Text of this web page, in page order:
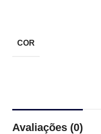
COR
Avaliações (0)